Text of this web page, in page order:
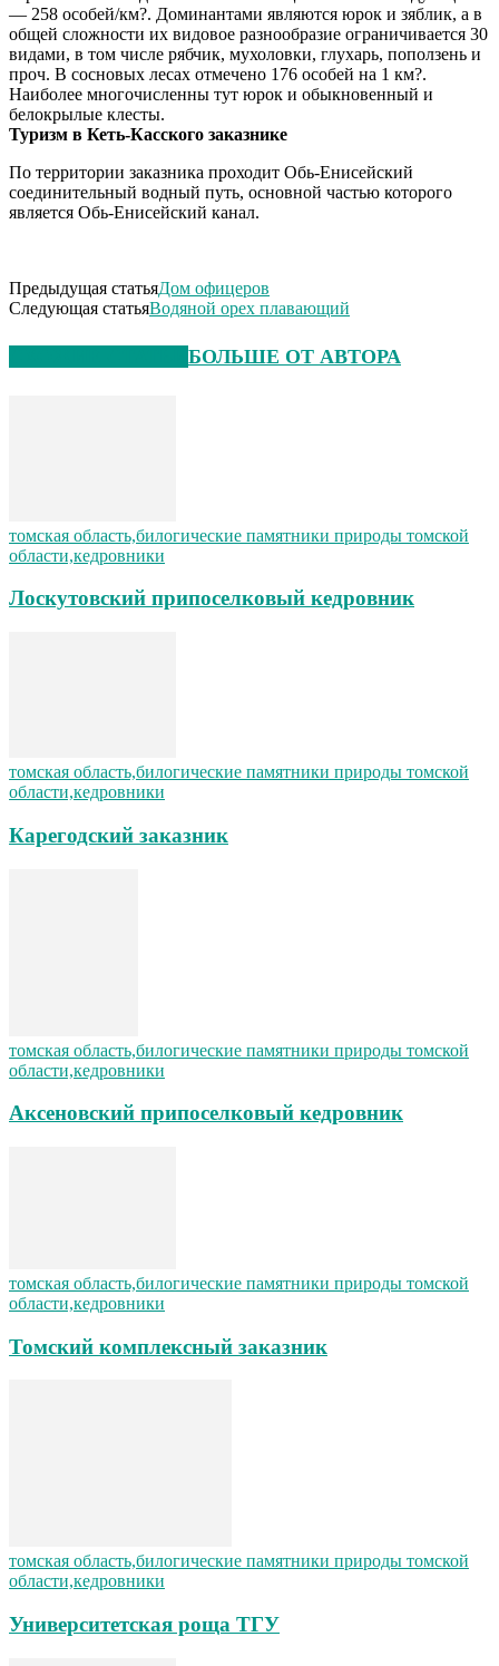
— 258 особей/км?. Доминантами являются юрок и зяблик, а в
общей сложности их видовое разнообразие ограничивается 30
видами, в том числе рябчик, мухоловки, глухарь, поползень и
проч. В сосновых лесах отмечено 176 особей на 1 км?.
Наиболее многочисленны тут юрок и обыкновенный и
белокрылые клесты.
Туризм в Кеть-Касского заказнике
По территории заказника проходит Обь-Енисейский
соединительный водный путь, основной частью которого
является Обь-Енисейский канал.
Предыдущая статьяДом офицеров
Следующая статьяВодяной орех плавающий
БОЛЬШЕ ОТ АВТОРА
томская область,билогические памятники природы томской
области,кедровники
Лоскутовский припоселковый кедровник
томская область,билогические памятники природы томской
области,кедровники
Карегодский заказник
томская область,билогические памятники природы томской
области,кедровники
Аксеновский припоселковый кедровник
томская область,билогические памятники природы томской
области,кедровники
Томский комплексный заказник
томская область,билогические памятники природы томской
области,кедровники
Университетская роща ТГУ